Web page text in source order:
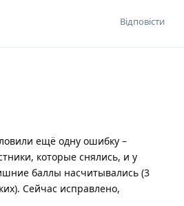
Відповісти
ещё одну ошибку –
которые снялись, и у
баллы насчитывались (3
Сейчас исправлено,